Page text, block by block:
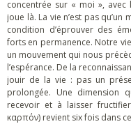
concentrée sur « moi »,
joue là. La vie n’est pas
condition d’éprouver des
forts en permanence. Notre
un mouvement qui nous
l’espérance. De la
jouir de la vie : pas un
prolongée. Une dimension
recevoir et à laisser
καρπόν) revient six fois dans